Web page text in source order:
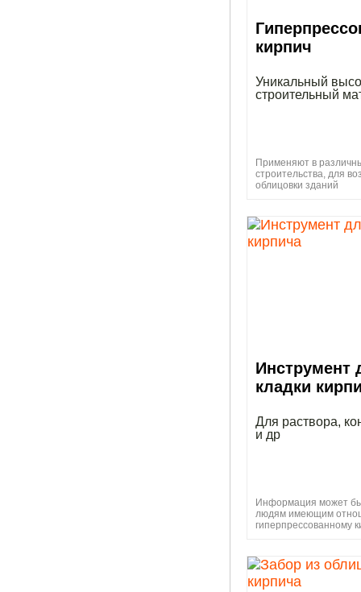
кирпич
Уникальный
строительный
Применяют в
строительства, для
облицовки зданий
Инструмент
кладки
Для раствора,
и др
Информация может
людям имеющим
гиперпрессованному